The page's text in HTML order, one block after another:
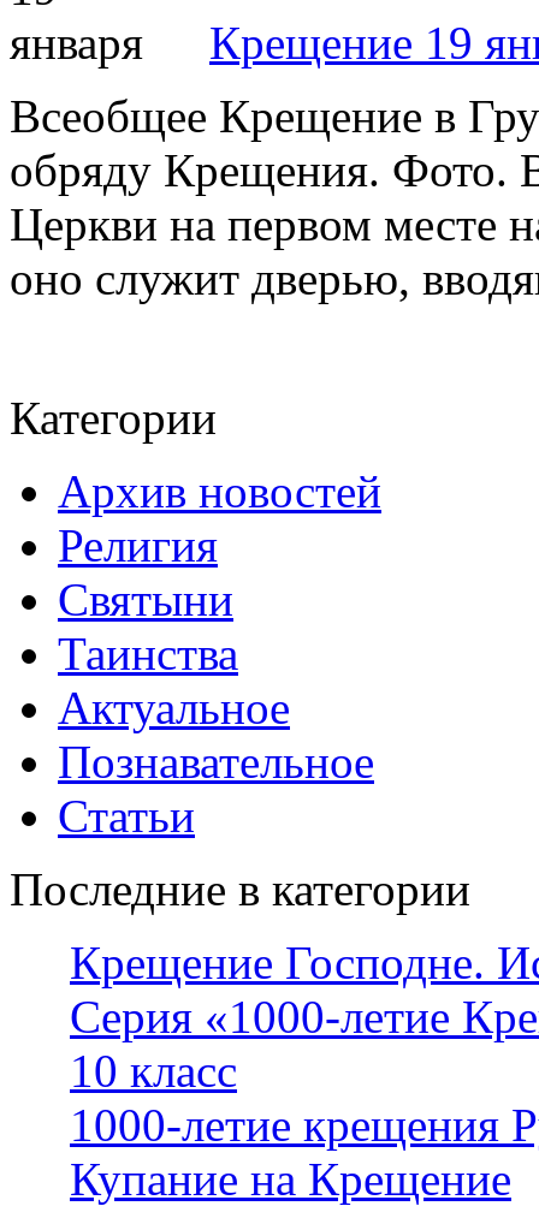
Крещение 19
Всеобщее Крещение в
обряду Крещения. Фото.
Церкви на первом месте
оно служит дверью,
Категории
Архив новостей
Религия
Святыни
Таинства
Актуальное
Познавательное
Статьи
Последние в категории
Крещение Господне.
Серия «1000-летие
10 класс
1000-летие крещения
Купание на Крещение